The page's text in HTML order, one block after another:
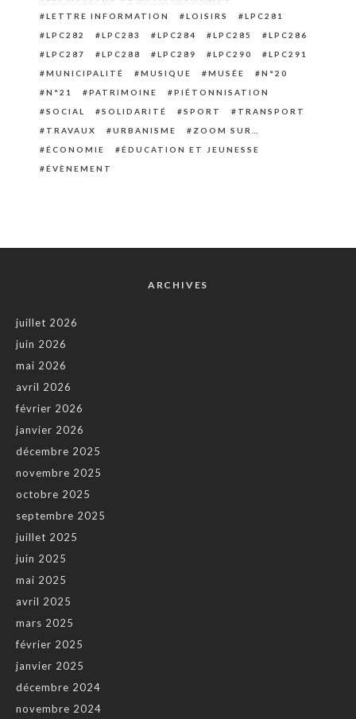
LETTRE INFORMATION
LOISIRS
LPC281
LPC282
LPC283 LPC284 LPC285
LPC286
LPC287
LPC288 LPC289 LPC290
LPC291
MUNICIPALITÉ
MUSIQUE MUSÉE
N°20
N°21
PATRIMOINE
PIÉTONNISATION
SOCIAL
SOLIDARITÉ SPORT
TRANSPORT
TRAVAUX
URBANISME
ZOOM SUR…
ÉCONOMIE
ÉDUCATION ET JEUNESSE
ÉVÈNEMENT
ARCHIVES
juillet 2026
juin 2026
mai 2026
avril 2026
février 2026
janvier 2026
décembre 2025
novembre 2025
octobre 2025
septembre 2025
juillet 2025
juin 2025
mai 2025
avril 2025
mars 2025
février 2025
janvier 2025
décembre 2024
novembre 2024